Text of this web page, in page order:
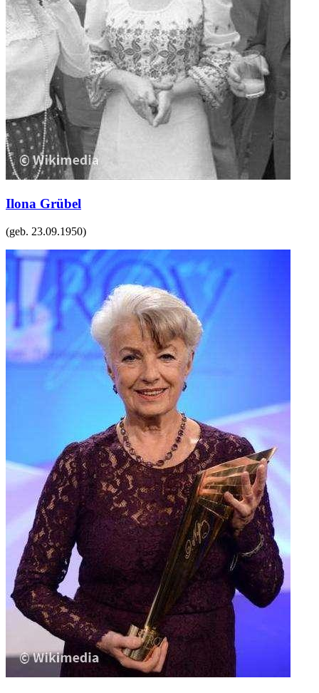
Ilona Grübel
(geb. 23.09.1950)